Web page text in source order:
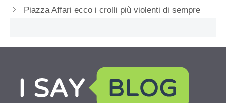
Piazza Affari ecco i crolli più violenti di sempre